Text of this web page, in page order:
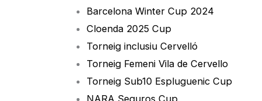
Barcelona Winter Cup 2024
Cloenda 2025 Cup
Torneig inclusiu Cervelló
Torneig Femeni Vila de Cervello
Torneig Sub10 Espluguenic Cup
NARA Seguros Cup